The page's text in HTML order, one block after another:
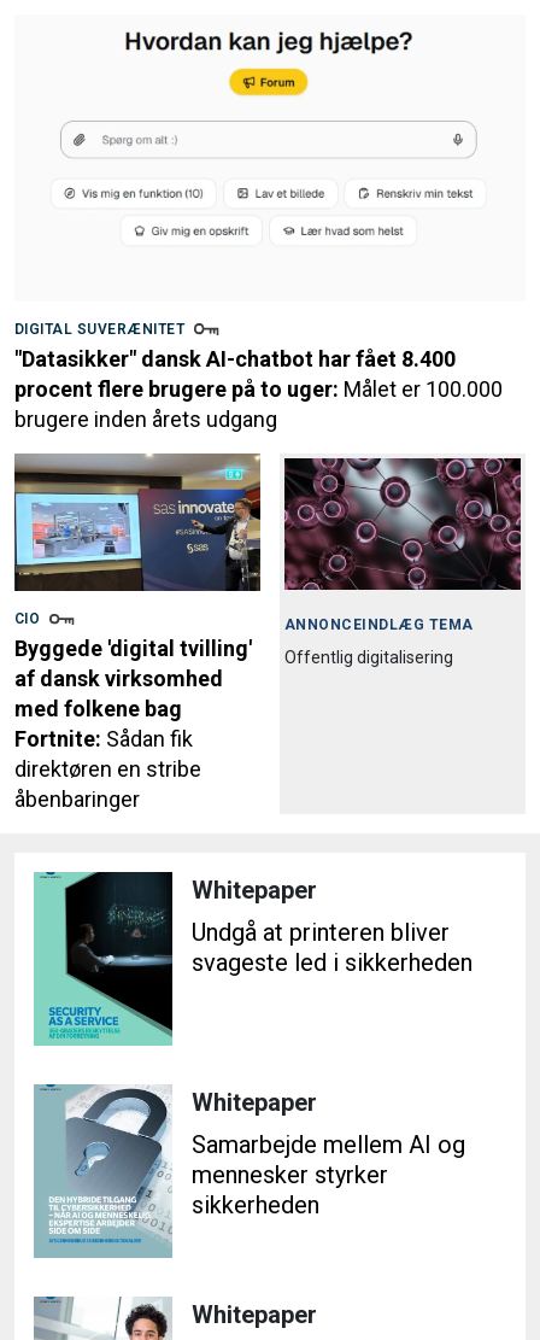
DIGITAL SUVERÆNITET
"Datasikker" dansk AI-chatbot har fået 8.400
procent flere brugere på to uger: Målet er 100.000
brugere inden årets udgang
CIO
Byggede 'digital tvilling'
af dansk virksomhed
med folkene bag
Fortnite: Sådan fik
direktøren en stribe
åbenbaringer
ANNONCEINDLÆG TEMA
Offentlig digitalisering
Whitepaper
Undgå at printeren bliver
svageste led i sikkerheden
Whitepaper
Samarbejde mellem AI og
mennesker styrker
sikkerheden
Whitepaper